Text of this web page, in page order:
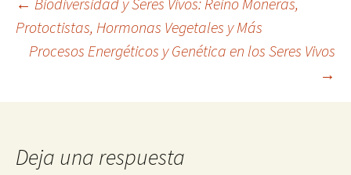
Navegación
de
entradas
Protoctistas, Hormonas Vegetales y Más
Procesos Energéticos y Genética en los Seres Vivos
→
Deja una respuesta